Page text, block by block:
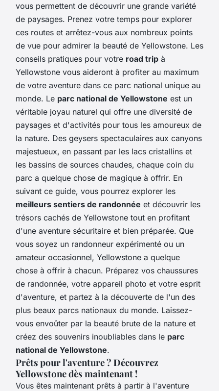
vous permettent de découvrir une grande variété
de paysages. Prenez votre temps pour explorer
ces routes et arrêtez-vous aux nombreux points
de vue pour admirer la beauté de Yellowstone. Les
conseils pratiques pour votre road trip à
Yellowstone vous aideront à profiter au maximum
de votre aventure dans ce parc national unique au
monde. Le parc national de Yellowstone est un
véritable joyau naturel qui offre une diversité de
paysages et d'activités pour tous les amoureux de
la nature. Des geysers spectaculaires aux canyons
majestueux, en passant par les lacs cristallins et
les bassins de sources chaudes, chaque coin du
parc a quelque chose de magique à offrir. En
suivant ce guide, vous pourrez explorer les
meilleurs sentiers de randonnée et découvrir les
trésors cachés de Yellowstone tout en profitant
d'une aventure sécuritaire et bien préparée. Que
vous soyez un randonneur expérimenté ou un
amateur occasionnel, Yellowstone a quelque
chose à offrir à chacun. Préparez vos chaussures
de randonnée, votre appareil photo et votre esprit
d'aventure, et partez à la découverte de l'un des
plus beaux parcs nationaux du monde. Laissez-
vous envoûter par la beauté brute de la nature et
créez des souvenirs inoubliables dans le parc
national de Yellowstone.
Prêts pour l'aventure ? Découvrez
Yellowstone dès maintenant !
Vous êtes maintenant prêts à partir à l'aventure